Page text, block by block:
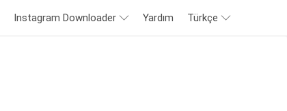
Instagram Downloader Yardım Türkçe